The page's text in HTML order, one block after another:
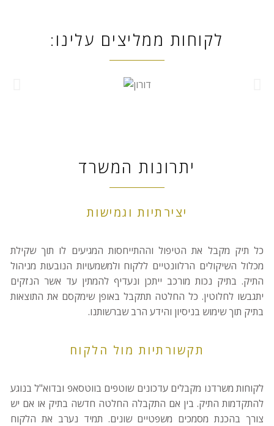
לקוחות ממליצים עלינו:
יתרונות המשרד
יצירתיות וגמישות
כל תיק מקבל את הטיפול וההתייחסות המגיעים לו תוך שקילת
מכלול השיקולים הרלוונטיים ללקוח ולמשמעויות הנובעות מניהול
התיק. בתיק נכות מורכב ייתכן ונעדיף להמתין עד אשר הנזקים
יתגבשו לחלוטין. כל החלטה תתקבל באופן שימקסם את התוצאות
בתיק תוך שימוש בניסיון והידע הרב שברשותנו.
תקשורתיות מול הלקוח
לקוחות משרדנו מקבלים עדכונים שוטפים בווטסאפ ובדוא"ל בנוגע
להתקדמות התיק. בין אם התקבלה החלטה חדשה בתיק או אם יש
צורך בהכנת מסמכים משפטיים שונים. תמיד נערב את הלקוח